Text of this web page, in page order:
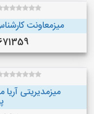
میزمعاونت
میزمدیریتی